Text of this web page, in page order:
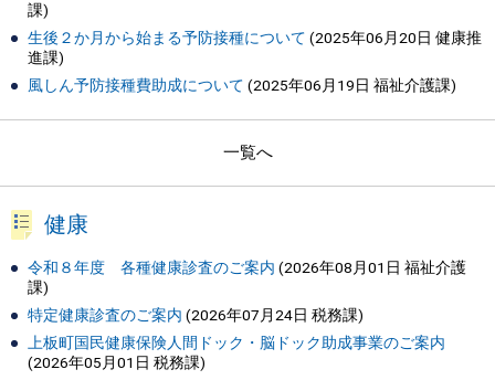
課)
生後２か月から始まる予防接種について (2025年06月20日 健康推
進課)
風しん予防接種費助成について (2025年06月19日 福祉介護課)
一覧へ
健康
令和８年度 各種健康診査のご案内 (2026年08月01日 福祉介護
課)
特定健康診査のご案内 (2026年07月24日 税務課)
上板町国民健康保険人間ドック・脳ドック助成事業のご案内
(2026年05月01日 税務課)